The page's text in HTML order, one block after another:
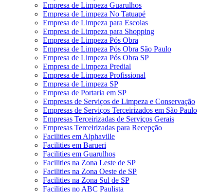
Empresa de Limpeza Guarulhos
Empresa de Limpeza No Tatuapé
Empresa de Limpeza para Escolas
Empresa de Limpeza para Shopping
Empresa de Limpeza Pós Obra
Empresa de Limpeza Pós Obra São Paulo
Empresa de Limpeza Pós Obra SP
Empresa de Limpeza Predial
Empresa de Limpeza Profissional
Empresa de Limpeza SP
Empresa de Portaria em SP
Empresas de Serviços de Limpeza e Conservação
Empresas de Serviços Terceirizados em São Paulo
Empresas Terceirizadas de Serviços Gerais
Empresas Terceirizadas para Recepção
Facilities em Alphaville
Facilities em Barueri
Facilities em Guarulhos
Facilities na Zona Leste de SP
Facilities na Zona Oeste de SP
Facilities na Zona Sul de SP
Facilities no ABC Paulista